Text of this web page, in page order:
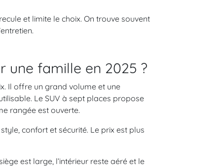
et limite le choix. On trouve souvent
une famille en 2025 ?
Il offre un grand volume et une
Le SUV à sept places propose
rangée est ouverte.
confort et sécurité. Le prix est plus
est large, l’intérieur reste aéré et le